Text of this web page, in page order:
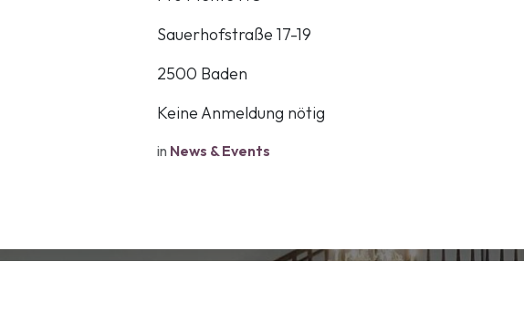
Sauerhofstraße 17-19
2500 Baden
Keine Anmeldung nötig
in News & Events